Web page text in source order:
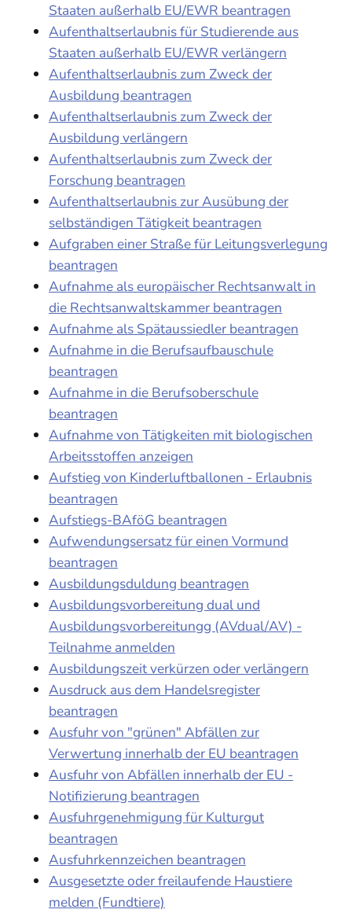
Staaten außerhalb EU/EWR beantragen
Aufenthaltserlaubnis für Studierende aus
Staaten außerhalb EU/EWR verlängern
Aufenthaltserlaubnis zum Zweck der
Ausbildung beantragen
Aufenthaltserlaubnis zum Zweck der
Ausbildung verlängern
Aufenthaltserlaubnis zum Zweck der
Forschung beantragen
Aufenthaltserlaubnis zur Ausübung der
selbständigen Tätigkeit beantragen
Aufgraben einer Straße für Leitungsverlegung
beantragen
Aufnahme als europäischer Rechtsanwalt in
die Rechtsanwaltskammer beantragen
Aufnahme als Spätaussiedler beantragen
Aufnahme in die Berufsaufbauschule
beantragen
Aufnahme in die Berufsoberschule
beantragen
Aufnahme von Tätigkeiten mit biologischen
Arbeitsstoffen anzeigen
Aufstieg von Kinderluftballonen - Erlaubnis
beantragen
Aufstiegs-BAföG beantragen
Aufwendungsersatz für einen Vormund
beantragen
Ausbildungsduldung beantragen
Ausbildungsvorbereitung dual und
Ausbildungsvorbereitungg (AVdual/AV) -
Teilnahme anmelden
Ausbildungszeit verkürzen oder verlängern
Ausdruck aus dem Handelsregister
beantragen
Ausfuhr von "grünen" Abfällen zur
Verwertung innerhalb der EU beantragen
Ausfuhr von Abfällen innerhalb der EU -
Notifizierung beantragen
Ausfuhrgenehmigung für Kulturgut
beantragen
Ausfuhrkennzeichen beantragen
Ausgesetzte oder freilaufende Haustiere
melden (Fundtiere)